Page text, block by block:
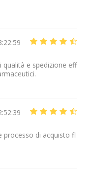
e spedizione eff
processo di acquisto fl